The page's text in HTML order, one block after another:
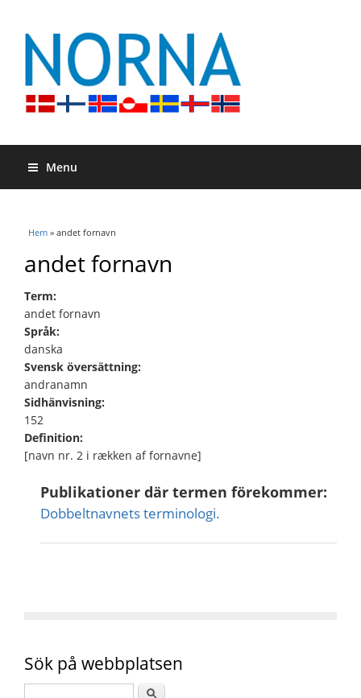
Menu
Du är här
Hem » andet fornavn
andet fornavn
Term:
andet fornavn
Språk:
danska
Svensk översättning:
andranamn
Sidhänvisning:
152
Definition:
[navn nr. 2 i rækken af fornavne]
Publikationer där termen förekommer:
Dobbeltnavnets terminologi.
Sök på webbplatsen